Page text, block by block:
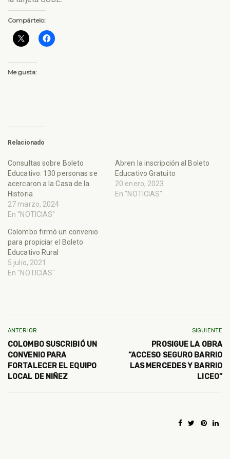
Compártelo:
Me gusta:
Relacionado
Consultas sobre Boleto
Educativo: 130 personas se
acercaron a la Casa de la
Historia
27 marzo, 2024
En "NOTICIAS"
Abren la inscripción al Boleto
Educativo Gratuito
20 enero, 2023
En "NOTICIAS"
Colombo firmó un convenio
para propiciar el Boleto
Educativo Rural
5 julio, 2021
En "NOTICIAS"
ANTERIOR
COLOMBO SUSCRIBIÓ UN
CONVENIO PARA
FORTALECER EL EQUIPO
LOCAL DE NIÑEZ
SIGUIENTE
PROSIGUE LA OBRA
“ACCESO SEGURO BARRIO
LAS MERCEDES Y BARRIO
LICEO”